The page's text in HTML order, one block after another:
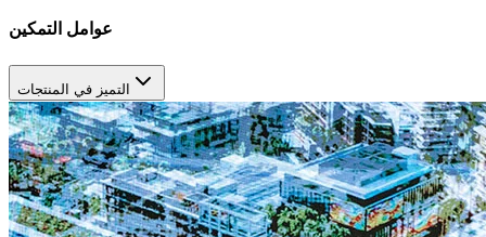
عوامل التمكين
التميز في المنتجات